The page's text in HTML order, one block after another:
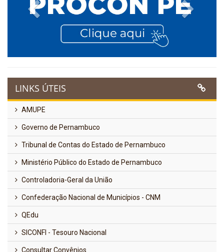
Previous
LINKS ÚTEIS
AMUPE
Governo de Pernambuco
Tribunal de Contas do Estado de Pernambuco
Ministério Público do Estado de Pernambuco
Controladoria-Geral da União
Confederação Nacional de Municípios - CNM
QEdu
SICONFI - Tesouro Nacional
Consultar Convênios